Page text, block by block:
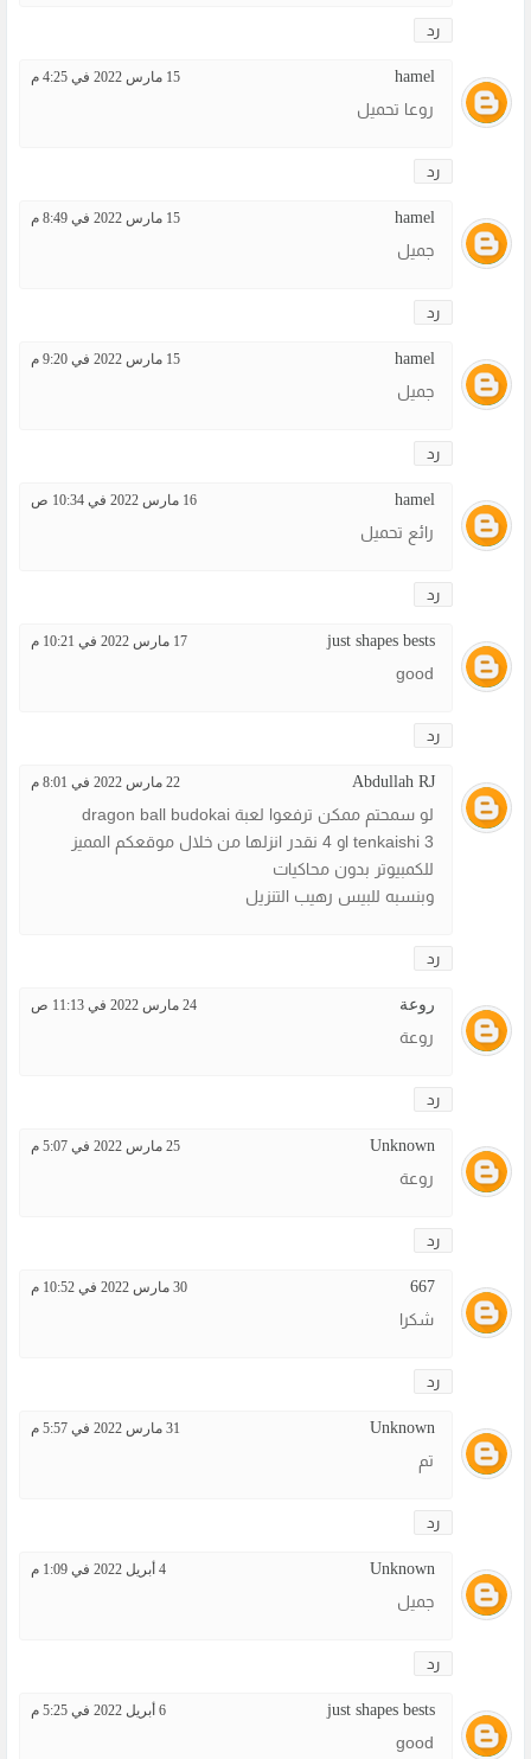
رد
hamel 15 مارس 2022 في 4:25 م
روعا تحميل
رد
hamel 15 مارس 2022 في 8:49 م
جميل
رد
hamel 15 مارس 2022 في 9:20 م
جميل
رد
hamel 16 مارس 2022 في 10:34 ص
رائع تحميل
رد
just shapes bests 17 مارس 2022 في 10:21 م
good
رد
Abdullah RJ 22 مارس 2022 في 8:01 م
لو سمحتم ممكن ترفعوا لعبة dragon ball budokai
tenkaishi 3 او 4 نقدر انزلها من خلال موقعكم المميز
للكمبيوتر بدون محاكيات
وبنسبه للبيس رهيب التنزيل
رد
روعة 24 مارس 2022 في 11:13 ص
روعة
رد
Unknown 25 مارس 2022 في 5:07 م
روعة
رد
667 30 مارس 2022 في 10:52 م
شكرا
رد
Unknown 31 مارس 2022 في 5:57 م
تم
رد
Unknown 4 أبريل 2022 في 1:09 م
جميل
رد
just shapes bests 6 أبريل 2022 في 5:25 م
good